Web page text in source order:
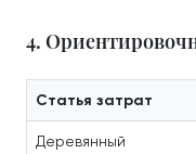
4.
Статья затрат
Деревянный